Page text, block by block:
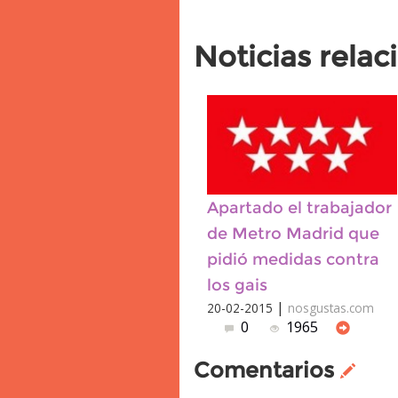
Noticias
Apartado el trabajador
de Metro Madrid que
pidió medidas contra
los gais
20-02-2015 | nosgustas.com
0 1965
Comentarios